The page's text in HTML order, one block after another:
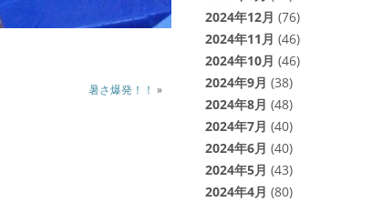
暑さ爆発！！ »
2024年12月 (76)
2024年11月 (46)
2024年10月 (46)
2024年9月 (38)
2024年8月 (48)
2024年7月 (40)
2024年6月 (40)
2024年5月 (43)
2024年4月 (80)